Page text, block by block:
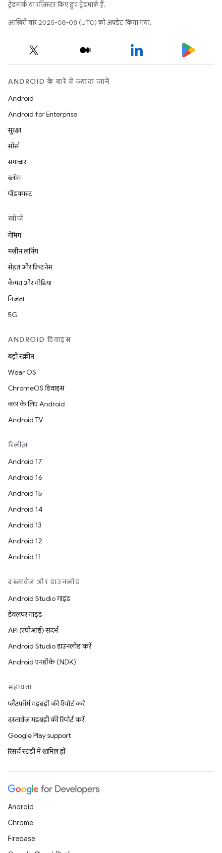
ट्रेडमार्क या रजिस्टर किए हुए ट्रेडमार्क हैं.
आखिरी बार 2025-08-08 (UTC) को अपडेट किया गया.
ANDROID के बारे में ज़्यादा जानें
Android
Android for Enterprise
सुरक्षा
सोर्स
समाचार
ब्लॉग
पॉडकास्ट
खोजें
गेमिंग
मशीन लर्निंग
सेहत और फ़िटनेस
कैमरा और मीडिया
निजता
5G
ANDROID डिवाइस
बड़ी स्क्रीन
Wear OS
ChromeOS डिवाइस
कार के लिए Android
Android TV
रिलीज़
Android 17
Android 16
Android 15
Android 14
Android 13
Android 12
Android 11
दस्तावेज़ और डाउनलोड
Android Studio गाइड
डेवलपर गाइड
API (एपीआई) संदर्भ
Android Studio डाउनलोड करें
Android एनडीके (NDK)
सहायता
प्लैटफ़ॉर्म गड़बड़ी की रिपोर्ट करें
दस्तावेज़ गड़बड़ी की रिपोर्ट करें
Google Play support
रिसर्च स्टडी में शामिल हों
Android
Chrome
Firebase